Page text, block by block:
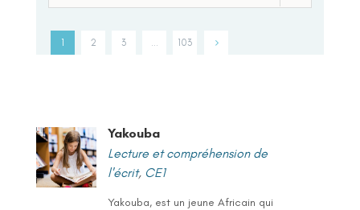
1 2 3 103
Yakouba
Lecture et compréhension de
l'écrit, CE1
Yakouba, est un jeune Africain qui